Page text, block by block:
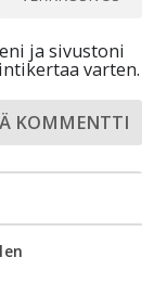
ja sivustoni
varten.